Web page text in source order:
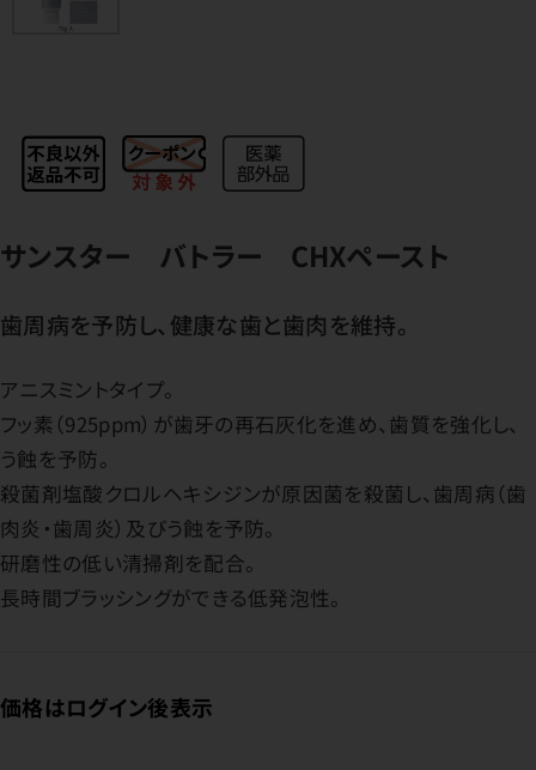
サンスター バトラー CHXペースト
歯周病を予防し、健康な歯と歯肉を維持。
アニスミントタイプ。
フッ素（925ppm）が歯牙の再石灰化を進め、歯質を強化し、
う蝕を予防。
殺菌剤塩酸クロルヘキシジンが原因菌を殺菌し、歯周病（歯
肉炎・歯周炎）及びう蝕を予防。
研磨性の低い清掃剤を配合。
長時間ブラッシングができる低発泡性。
価格はログイン後表示